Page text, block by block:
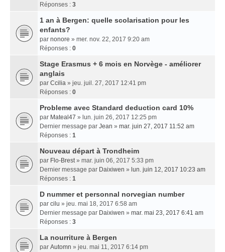
Réponses : 3
1 an à Bergen: quelle scolarisation pour les
enfants?
par nonore » mer. nov. 22, 2017 9:20 am
Réponses : 0
Stage Erasmus + 6 mois en Norvège - améliorer
anglais
par Ccilia » jeu. juil. 27, 2017 12:41 pm
Réponses : 0
Probleme avec Standard deduction card 10%
par Mateal47 » lun. juin 26, 2017 12:25 pm
Dernier message par Jean » mar. juin 27, 2017 11:52 am
Réponses : 1
Nouveau départ à Trondheim
par Flo-Brest» mar. juin 06, 2017 5:33 pm
Dernier message par Daixiwen » lun. juin 12, 2017 10:23 am
Réponses : 1
D nummer et personnal norvegian number
par cilu » jeu. mai 18, 2017 6:58 am
Dernier message par Daixiwen » mar. mai 23, 2017 6:41 am
Réponses : 3
La nourriture à Bergen
par Automn » jeu. mai 11, 2017 6:14 pm